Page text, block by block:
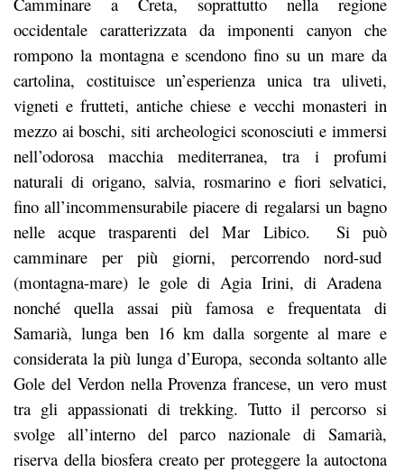
occidentale caratterizzata da imponenti canyon che
rompono la montagna e scendono fino su un mare da
cartolina, costituisce un’esperienza unica tra uliveti,
vigneti e frutteti, antiche chiese e vecchi monasteri in
mezzo ai boschi, siti archeologici sconosciuti e immersi
nell’odorosa macchia mediterranea, tra i profumi
naturali di origano, salvia, rosmarino e fiori selvatici,
fino all’incommensurabile piacere di regalarsi un bagno
nelle acque trasparenti del Mar Libico. Si può
camminare per più giorni, percorrendo nord-sud
(montagna-mare) le gole di Agia Irini, di Aradena
nonché quella assai più famosa e frequentata di
Samarià, lunga ben 16 km dalla sorgente al mare e
considerata la più lunga d’Europa, seconda soltanto alle
Gole del Verdon nella Provenza francese, un vero must
tra gli appassionati di trekking. Tutto il percorso si
svolge all’interno del parco nazionale di Samarià,
riserva della biosfera creato per proteggere la autoctona